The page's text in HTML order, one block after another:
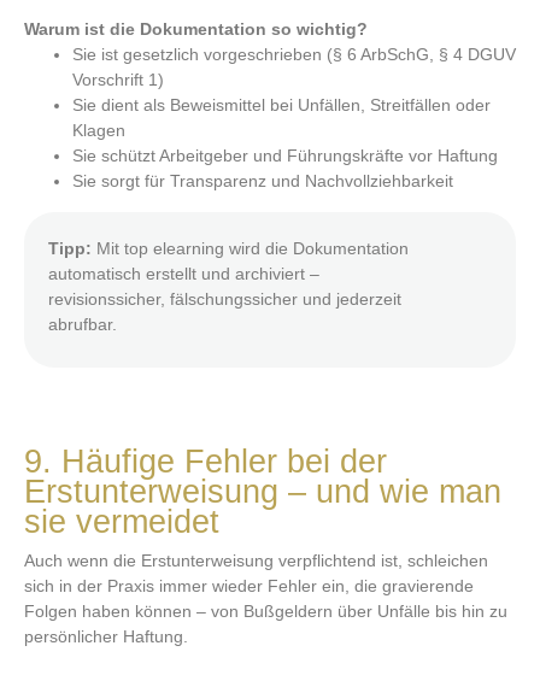
Warum ist die Dokumentation so wichtig?
Sie ist gesetzlich vorgeschrieben (§ 6 ArbSchG, § 4 DGUV
Vorschrift 1)
Sie dient als Beweismittel bei Unfällen, Streitfällen oder
Klagen
Sie schützt Arbeitgeber und Führungskräfte vor Haftung
Sie sorgt für Transparenz und Nachvollziehbarkeit
Tipp: Mit top elearning wird die Dokumentation
automatisch erstellt und archiviert –
revisionssicher, fälschungssicher und jederzeit
abrufbar.
9. Häufige Fehler bei der
Erstunterweisung – und wie man
sie vermeidet
Auch wenn die Erstunterweisung verpflichtend ist, schleichen
sich in der Praxis immer wieder Fehler ein, die gravierende
Folgen haben können – von Bußgeldern über Unfälle bis hin zu
persönlicher Haftung.